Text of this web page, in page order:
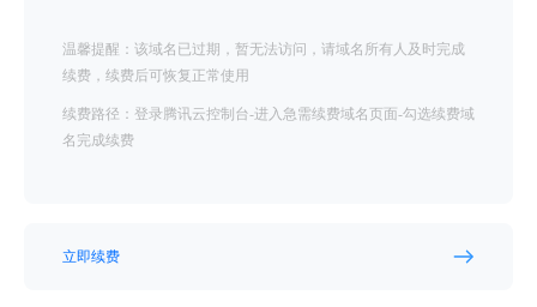
温馨提醒：该域名已过期，暂无法访问，请域名所有人及时完成
续费，续费后可恢复正常使用
续费路径：登录腾讯云控制台-进入急需续费域名页面-勾选续费域
名完成续费
立即续费